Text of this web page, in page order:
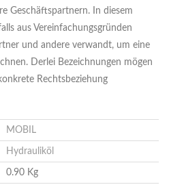
Geschäftspartnern. In diesem
aus Vereinfachungsgründen
und andere verwandt, um eine
Derlei Bezeichnungen mögen
Rechtsbeziehung
MOBIL
Hydrauliköl
0.90 Kg